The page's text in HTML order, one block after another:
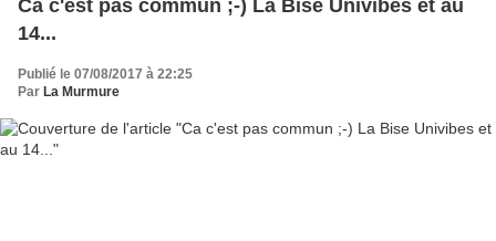
Ca c'est pas commun ;-) La Bise Univibes et au
14...
Publié le 07/08/2017 à 22:25
Par La Murmure